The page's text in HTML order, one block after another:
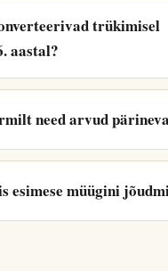
trükimisel
aastal?
need arvud
esimese müügini